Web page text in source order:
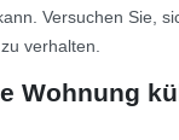
Versuchen Sie,
verhalten.
Wohnung